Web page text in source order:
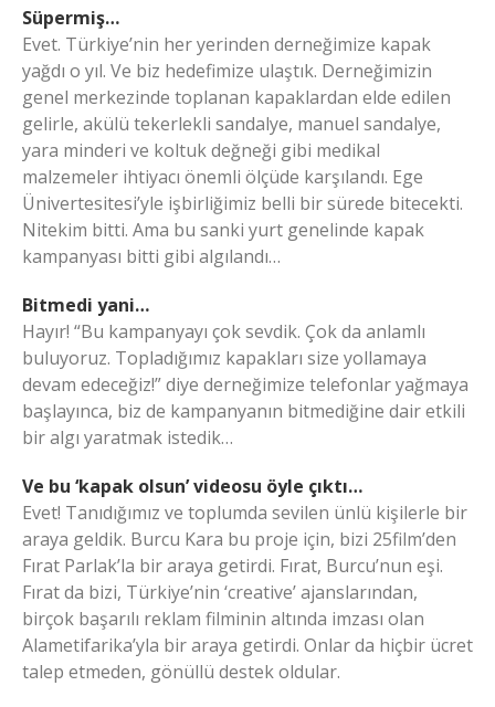
Süpermiş…
Evet. Türkiye’nin her yerinden derneğimize kapak
yağdı o yıl. Ve biz hedefimize ulaştık. Derneğimizin
genel merkezinde toplanan kapaklardan elde edilen
gelirle, akülü tekerlekli sandalye, manuel sandalye,
yara minderi ve koltuk değneği gibi medikal
malzemeler ihtiyacı önemli ölçüde karşılandı. Ege
Ünivertesitesi’yle işbirliğimiz belli bir sürede bitecekti.
Nitekim bitti. Ama bu sanki yurt genelinde kapak
kampanyası bitti gibi algılandı…
Bitmedi yani…
Hayır! “Bu kampanyayı çok sevdik. Çok da anlamlı
buluyoruz. Topladığımız kapakları size yollamaya
devam edeceğiz!” diye derneğimize telefonlar yağmaya
başlayınca, biz de kampanyanın bitmediğine dair etkili
bir algı yaratmak istedik…
Ve bu ‘kapak olsun’ videosu öyle çıktı…
Evet! Tanıdığımız ve toplumda sevilen ünlü kişilerle bir
araya geldik. Burcu Kara bu proje için, bizi 25film’den
Fırat Parlak’la bir araya getirdi. Fırat, Burcu’nun eşi.
Fırat da bizi, Türkiye’nin ‘creative’ ajanslarından,
birçok başarılı reklam filminin altında imzası olan
Alametifarika’yla bir araya getirdi. Onlar da hiçbir ücret
talep etmeden, gönüllü destek oldular.